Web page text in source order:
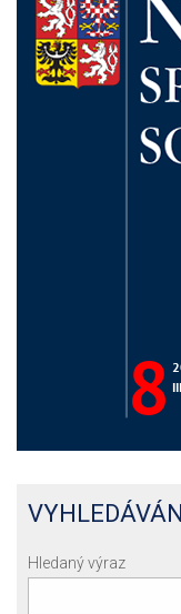
VYHLEDÁVÁNÍ
Hledaný výraz